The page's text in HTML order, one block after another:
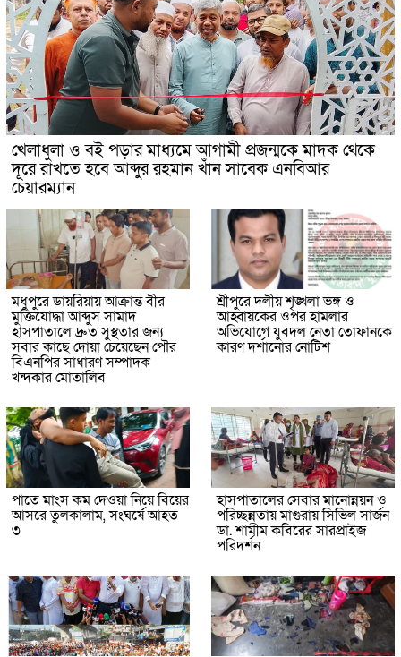
খেলাধুলা ও বই পড়ার মাধ্যমে আগামী প্রজন্মকে মাদক থেকে
দূরে রাখতে হবে আব্দুর রহমান খাঁন সাবেক এনবিআর
চেয়ারম্যান
মধুপুরে ডায়রিয়ায় আক্রান্ত বীর
মুক্তিযোদ্ধা আব্দুস সামাদ
হাসপাতালে দ্রুত সুস্থতার জন্য
সবার কাছে দোয়া চেয়েছেন পৌর
বিএনপির সাধারণ সম্পাদক
খন্দকার মোতালিব
শ্রীপুরে দলীয় শৃঙ্খলা ভঙ্গ ও
আহ্বায়কের ওপর হামলার
অভিযোগে যুবদল নেতা তোফানকে
কারণ দর্শানোর নোটিশ
পাতে মাংস কম দেওয়া নিয়ে বিয়ের
আসরে তুলকালাম, সংঘর্ষে আহত
৩
হাসপাতালের সেবার মানোন্নয়ন ও
পরিচ্ছন্নতায় মাগুরায় সিভিল সার্জন
ডা. শামীম কবিরের সারপ্রাইজ
পরিদর্শন